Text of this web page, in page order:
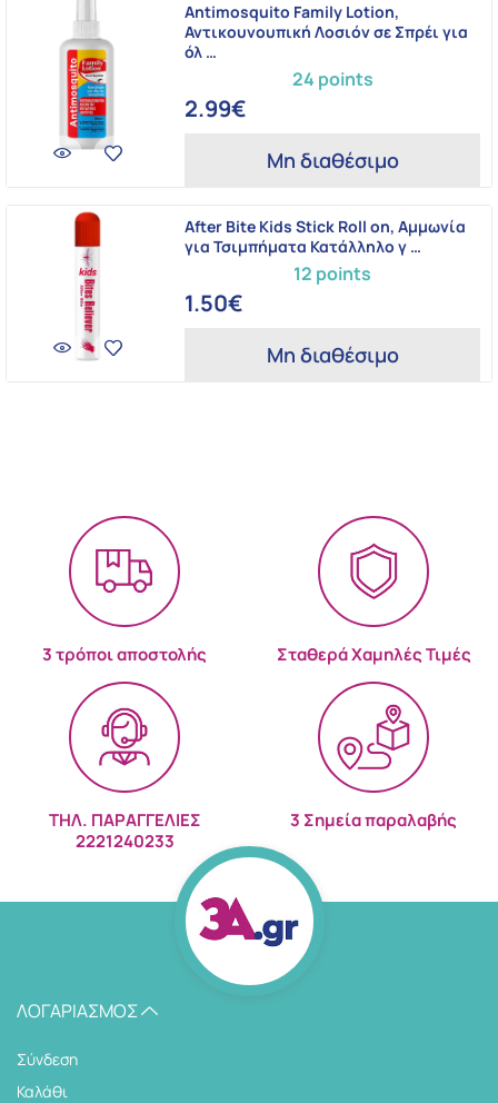
24 points
Antimosquito Family Lotion,
Αντικουνουπική Λοσιόν σε Σπρέι για
όλ …
2.99€
Μη διαθέσιμο
12 points
After Bite Kids Stick Roll on, Αμμωνία
για Τσιμπήματα Κατάλληλο γ …
1.50€
Μη διαθέσιμο
3 τρόποι αποστολής Σταθερά Χαμηλές Τιμές
ΤΗΛ. ΠΑΡΑΓΓΕΛΙΕΣ
2221240233
3 Σημεία παραλαβής
ΛΟΓΑΡΙΑΣΜΌΣ
Σύνδεση
Καλάθι